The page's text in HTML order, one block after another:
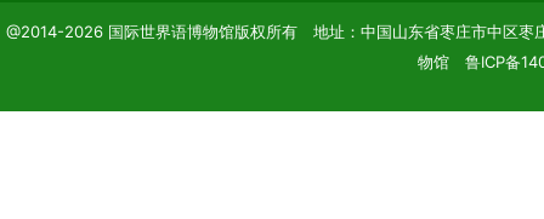
@2014-2026 国际世界语博物馆版权所有 地址：中国山东省枣庄市中区
物馆 鲁ICP备